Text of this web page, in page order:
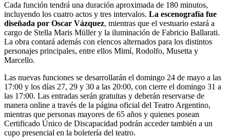
Cada función tendrá una duración aproximada de 180 minutos,
incluyendo los cuatro actos y tres intervalos. La escenografía fue
diseñada por Oscar Vázquez, mientras que el vestuario estará a
cargo de Stella Maris Müller y la iluminación de Fabricio Ballarati.
La obra contará además con elencos alternados para los distintos
personajes principales, entre ellos Mimí, Rodolfo, Musetta y
Marcello.
Las nuevas funciones se desarrollarán el domingo 24 de mayo a las
17:00 y los días 27, 29 y 30 a las 20:00, con cierre el domingo 31 a
las 17:00. Las entradas serán gratuitas y deberán reservarse de
manera online a través de la página oficial del Teatro Argentino,
mientras que personas mayores de 65 años y quienes posean
Certificado Único de Discapacidad podrán acceder también a un
cupo presencial en la boletería del teatro.